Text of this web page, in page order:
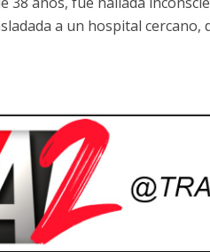
a un hospital cercano,